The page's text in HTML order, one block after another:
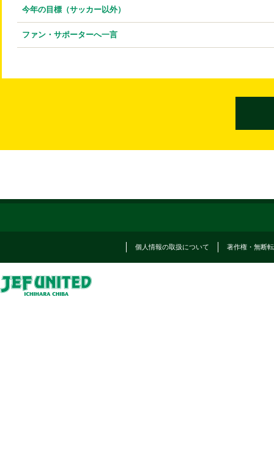
今年の目標（サッカー以外）
ファン・サポーターへ一言
個人情報の取扱について 著作権・無断